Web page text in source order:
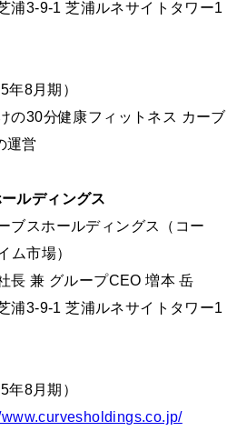
浦3-9-1 芝浦ルネサイトタワー1
年8月期）
の30分健康フィットネス カーブ
運営
ルディングス
ブスホールディングス（コー
ム市場）
⻑ 兼 グループCEO 増本 岳
浦3-9-1 芝浦ルネサイトタワー1
年8月期）
www.curvesholdings.co.jp/